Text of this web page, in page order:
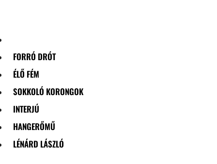
FORRÓ DRÓT
ÉLŐ FÉM
SOKKOLÓ KORONGOK
INTERJÚ
HANGERŐMŰ
LÉNÁRD LÁSZLÓ